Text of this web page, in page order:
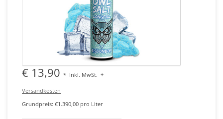
€ 13,90 * Inkl. MwSt. +
Versandkosten
Grundpreis: €1.390,00 pro Liter